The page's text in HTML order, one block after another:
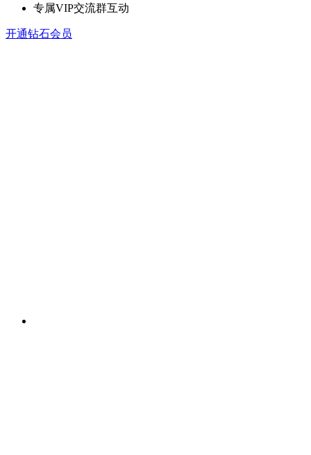
专属VIP交流群互动
开通钻石会员